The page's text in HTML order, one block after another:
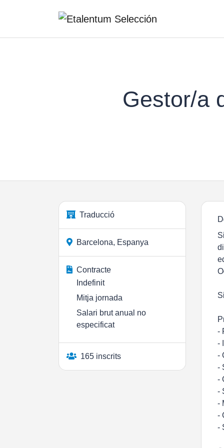
Gestor/a
Traducció
Barcelona, Espanya
Contracte
Indefinit
Mitja jornada
Salari brut anual no
especificat
165 inscrits
-
-
-
-
-
-
-
-
-